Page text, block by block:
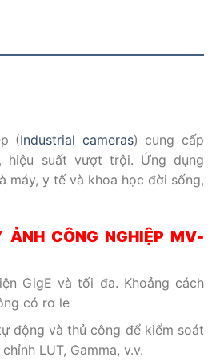
(Industrial cameras) cung cấp
hiệu suất vượt trội. Ứng dụng
máy, y tế và khoa học đời sống,
ẢNH CÔNG NGHIỆP MV-
GigE và tối đa. Khoảng cách
có rơ le
động và thủ công để kiểm soát
LUT, Gamma, v.v.